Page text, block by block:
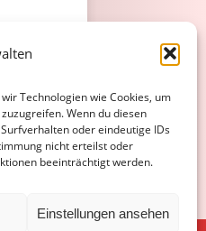
Technologien wie Cookies, um
Wenn du diesen
oder eindeutige IDs
nicht erteilst oder
beeinträchtigt werden.
Einstellungen ansehen